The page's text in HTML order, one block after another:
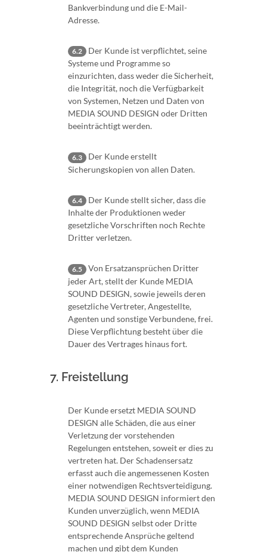
Bankverbindung und die E-Mail-
Adresse.
6.2
Der Kunde ist verpflichtet, seine
Systeme und Programme so
einzurichten, dass weder die Sicherheit,
die Integrität, noch die Verfügbarkeit
von Systemen, Netzen und Daten von
MEDIA SOUND DESIGN oder Dritten
beeinträchtigt werden.
6.3
Der Kunde erstellt
Sicherungskopien von allen Daten.
6.4
Der Kunde stellt sicher, dass die
Inhalte der Produktionen weder
gesetzliche Vorschriften noch Rechte
Dritter verletzen.
6.5
Von Ersatzansprüchen Dritter
jeder Art, stellt der Kunde MEDIA
SOUND DESIGN, sowie jeweils deren
gesetzliche Vertreter, Angestellte,
Agenten und sonstige Verbundene, frei.
Diese Verpflichtung besteht über die
Dauer des Vertrages hinaus fort.
7. Freistellung
Der Kunde ersetzt MEDIA SOUND
DESIGN alle Schäden, die aus einer
Verletzung der vorstehenden
Regelungen entstehen, soweit er dies zu
vertreten hat. Der Schadensersatz
erfasst auch die angemessenen Kosten
einer notwendigen Rechtsverteidigung.
MEDIA SOUND DESIGN informiert den
Kunden unverzüglich, wenn MEDIA
SOUND DESIGN selbst oder Dritte
entsprechende Ansprüche geltend
machen und gibt dem Kunden